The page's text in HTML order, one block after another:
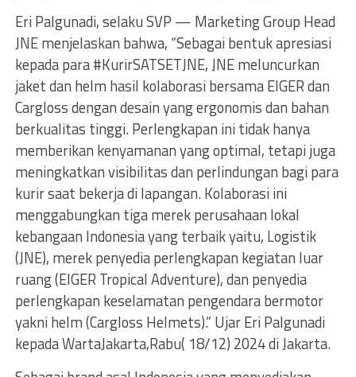
Eri Palgunadi, selaku SVP — Marketing Group Head
JNE menjelaskan bahwa, “Sebagai bentuk apresiasi
kepada para #KurirSATSETJNE, JNE meluncurkan
jaket dan helm hasil kolaborasi bersama EIGER dan
Cargloss dengan desain yang ergonomis dan bahan
berkualitas tinggi. Perlengkapan ini tidak hanya
memberikan kenyamanan yang optimal, tetapi juga
meningkatkan visibilitas dan perlindungan bagi para
kurir saat bekerja di lapangan. Kolaborasi ini
menggabungkan tiga merek perusahaan lokal
kebangaan Indonesia yang terbaik yaitu, Logistik
(JNE), merek penyedia perlengkapan kegiatan luar
ruang (EIGER Tropical Adventure), dan penyedia
perlengkapan keselamatan pengendara bermotor
yakni helm (Cargloss Helmets).” Ujar Eri Palgunadi
kepada WartaJakarta,Rabu( 18/12) 2024 di Jakarta.